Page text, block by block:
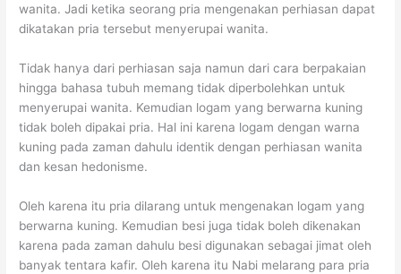
wanita. Jadi ketika seorang pria mengenakan perhiasan dapat
dikatakan pria tersebut menyerupai wanita.
Tidak hanya dari perhiasan saja namun dari cara berpakaian
hingga bahasa tubuh memang tidak diperbolehkan untuk
menyerupai wanita. Kemudian logam yang berwarna kuning
tidak boleh dipakai pria. Hal ini karena logam dengan warna
kuning pada zaman dahulu identik dengan perhiasan wanita
dan kesan hedonisme.
Oleh karena itu pria dilarang untuk mengenakan logam yang
berwarna kuning. Kemudian besi juga tidak boleh dikenakan
karena pada zaman dahulu besi digunakan sebagai jimat oleh
banyak tentara kafir. Oleh karena itu Nabi melarang para pria